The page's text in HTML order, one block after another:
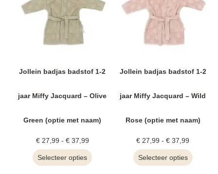
Jollein badjas badstof 1-2
jaar Miffy Jacquard – Olive
Green (optie met naam)
€27,99 - €37,99
Selecteer opties
Jollein badjas badstof 1-2
jaar Miffy Jacquard – Wild
Rose (optie met naam)
€ 27,99 - € 37,99
Selecteer opties